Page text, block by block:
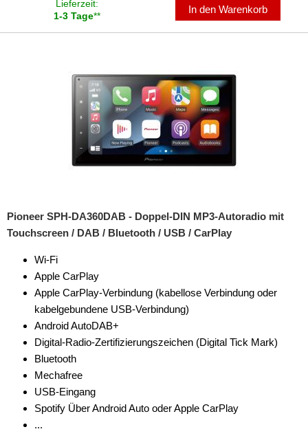
Freischaltmodule
Frequenzweichen
Handyhalterungen
kabellos Laden
Lautsprechereinbauset
Lautsprecherringe
Lenkradadapter
Marderschutz
Multimediainterface
Parkscheiben
Radioadapter
Lieferzeit:
1-3 Tage**
In den Warenkorb
Pioneer SPH-DA360DAB - Doppel-DIN MP3-Autoradio mit
Touchscreen / DAB / Bluetooth / USB / CarPlay
Wi-Fi
Apple CarPlay
Apple CarPlay-Verbindung (kabellose Verbindung oder
kabelgebundene USB-Verbindung)
Android AutoDAB+
Digital-Radio-Zertifizierungszeichen (Digital Tick Mark)
Bluetooth
Mechafree
USB-Eingang
Spotify Über Android Auto oder Apple CarPlay
...